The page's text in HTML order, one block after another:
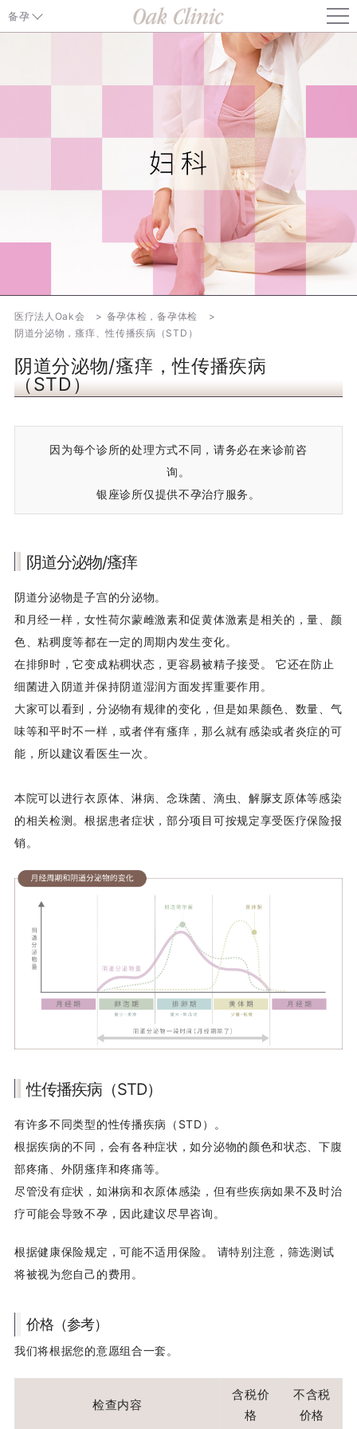
备孕
孕前保健
医疗法人Oak会
备孕体检，备孕体检
阴道分泌物，瘙痒、性传播疾病（STD）
阴道分泌物/瘙痒，性传播疾病
（STD）
因为每个诊所的处理方式不同，请务必在来诊前咨
询。
银座诊所仅提供不孕治疗服务。
阴道分泌物/瘙痒
阴道分泌物是子宫的分泌物。
和月经一样，女性荷尔蒙雌激素和促黄体激素是相关的，量、颜
色、粘稠度等都在一定的周期内发生变化。
在排卵时，它变成粘稠状态，更容易被精子接受。 它还在防止
细菌进入阴道并保持阴道湿润方面发挥重要作用。
大家可以看到，分泌物有规律的变化，但是如果颜色、数量、气
味等和平时不一样，或者伴有瘙痒，那么就有感染或者炎症的可
能，所以建议看医生一次。
本院可以进行衣原体、淋病、念珠菌、滴虫、解脲支原体等感染
的相关检测。根据患者症状，部分项目可按规定享受医疗保险报
销。
性传播疾病（STD）
有许多不同类型的性传播疾病（STD）。
根据疾病的不同，会有各种症状，如分泌物的颜色和状态、下腹
部疼痛、外阴瘙痒和疼痛等。
尽管没有症状，如淋病和衣原体感染，但有些疾病如果不及时治
疗可能会导致不孕，因此建议尽早咨询。
根据健康保险规定，可能不适用保险。 请特别注意，筛选测试
将被视为您自己的费用。
价格（参考）
我们将根据您的意愿组合一套。
检查内容
含税价
格
不含税
价格